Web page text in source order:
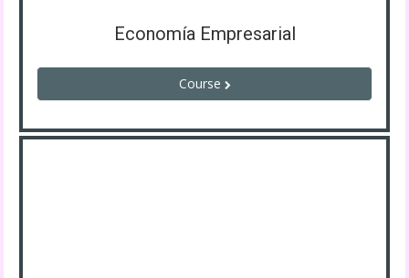
Economía Empresarial
Course